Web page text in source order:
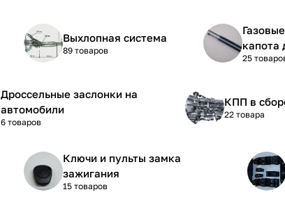
Выхлопная система
89 товаров
капота
25
Дроссельные заслонки на
автомобили
6 товаров
КПП в
22 товара
Ключи и пульты замка
зажигания
15 товаров